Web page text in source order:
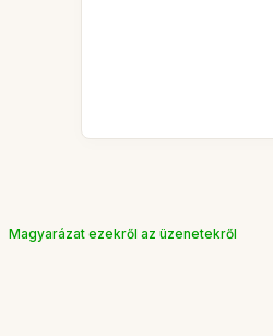
Magyarázat ezekről az üzenetekről